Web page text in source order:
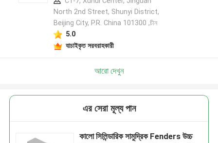
North 2nd Street, Shunyi District,
Beijing City, P.R. China 101300 ,চীন
5.0
যাচাইকৃত সরবরাহকারী
আরো দেখুন
এর সেরা মূল্য পান
কালো সিলিন্ডারিক সামুদ্রিক Fenders উচ্চ